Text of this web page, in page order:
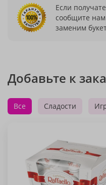
Если
сообщите
заменим
Добавьте к
Все Сладости